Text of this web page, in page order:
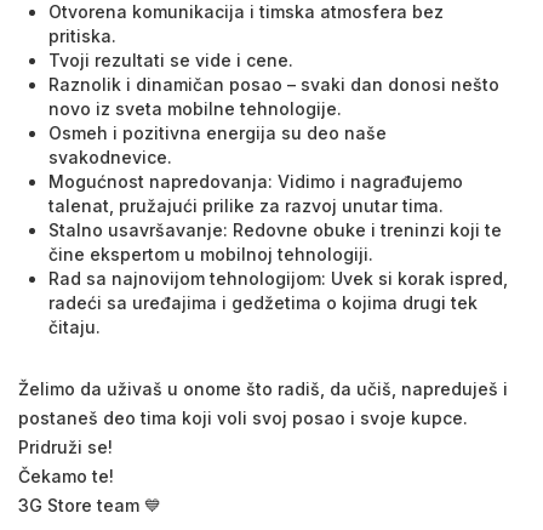
Otvorena komunikacija i timska atmosfera bez
pritiska.
Tvoji rezultati se vide i cene.
Raznolik i dinamičan posao – svaki dan donosi nešto
novo iz sveta mobilne tehnologije.
Osmeh i pozitivna energija su deo naše
svakodnevice.
Mogućnost napredovanja: Vidimo i nagrađujemo
talenat, pružajući prilike za razvoj unutar tima.
Stalno usavršavanje: Redovne obuke i treninzi koji te
čine ekspertom u mobilnoj tehnologiji.
Rad sa najnovijom tehnologijom: Uvek si korak ispred,
radeći sa uređajima i gedžetima o kojima drugi tek
čitaju.
Želimo da uživaš u onome što radiš, da učiš, napreduješ i
postaneš deo tima koji voli svoj posao i svoje kupce.
Pridruži se!
Čekamo te!
3G Store team 💙